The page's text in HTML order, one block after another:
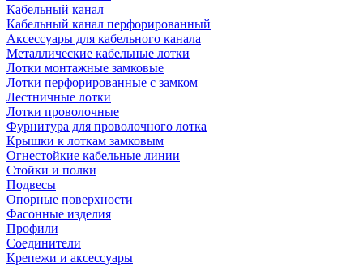
Кабельный канал
Кабельный канал перфорированный
Аксессуары для кабельного канала
Металлические кабельные лотки
Лотки монтажные замковые
Лотки перфорированные с замком
Лестничные лотки
Лотки проволочные
Фурнитура для проволочного лотка
Крышки к лоткам замковым
Огнестойкие кабельные линии
Стойки и полки
Подвесы
Опорные поверхности
Фасонные изделия
Профили
Соединители
Крепежи и аксессуары